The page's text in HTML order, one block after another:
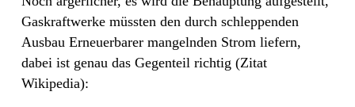
Gaskraftwerke müssten den durch schleppenden
Ausbau Erneuerbarer mangelnden Strom liefern,
dabei ist genau das Gegenteil richtig (Zitat
Wikipedia):